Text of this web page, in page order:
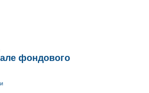
фондового